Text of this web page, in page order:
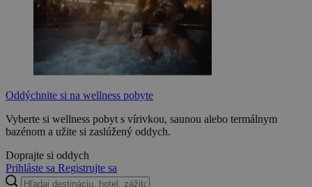
Oddýchnite si na wellness pobyte
Vyberte si wellness pobyt s vírivkou, saunou alebo termálnym
bazénom a užite si zaslúžený oddych.
Doprajte si oddych
Prihláste sa Registrujte sa